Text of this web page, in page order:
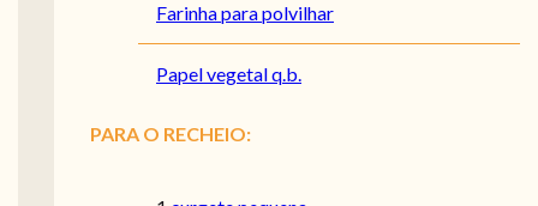
Farinha para polvilhar
Papel vegetal q.b.
PARA O RECHEIO: